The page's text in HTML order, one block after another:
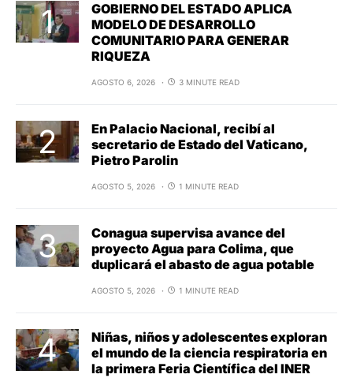
GOBIERNO DEL ESTADO APLICA
MODELO DE DESARROLLO
COMUNITARIO PARA GENERAR
RIQUEZA
AGOSTO 6, 2026 3 MINUTE READ
En Palacio Nacional, recibí al
secretario de Estado del Vaticano,
Pietro Parolin
AGOSTO 5, 2026 1 MINUTE READ
Conagua supervisa avance del
proyecto Agua para Colima, que
duplicará el abasto de agua potable
AGOSTO 5, 2026 1 MINUTE READ
Niñas, niños y adolescentes exploran
el mundo de la ciencia respiratoria en
la primera Feria Científica del INER